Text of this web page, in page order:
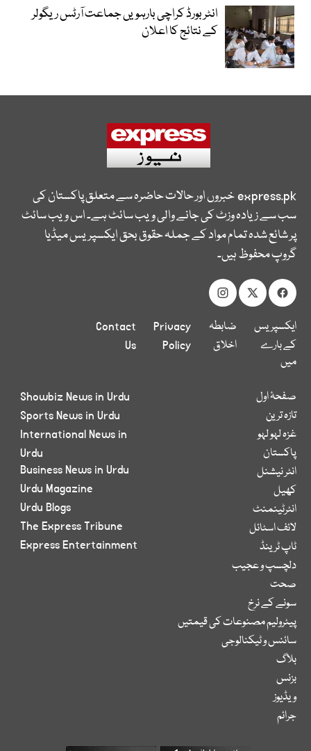
انٹر بورڈ کراچی بارہویں جماعت آرٹس ریگولر
کے نتائج کا اعلان
express.pkخبروں اور حالات حاضرہ سے متعلق پاکستان کی
سب سے زیادہ وزٹ کی جانے والی ویب سائٹ ہے۔ اس ویب سائٹ
پر شائع شدہ تمام مواد کے جملہ حقوق بحق ایکسپریس میڈیا
گروپ محفوظ ہیں۔
ایکسپریس
کے بارے
میں
ضابطہ
اخلاق
Privacy
Policy
Contact
Us
صفحۂ اول
تازہ ترین
غزہ لہو لہو
پاکستان
انٹر نیشنل
کھیل
انٹرٹینمنٹ
لائف اسٹائل
ٹاپ ٹرینڈ
دلچسپ و عجیب
صحت
سونے کے نرخ
پیٹرولیم مصنوعات کی قیمتیں
سائنس و ٹیکنالوجی
بلاگ
بزنس
ویڈیوز
جرائم
Showbiz News in Urdu
Sports News in Urdu
International News in
Urdu
Business News in Urdu
Urdu Magazine
Urdu Blogs
The Express Tribune
Express Entertainment